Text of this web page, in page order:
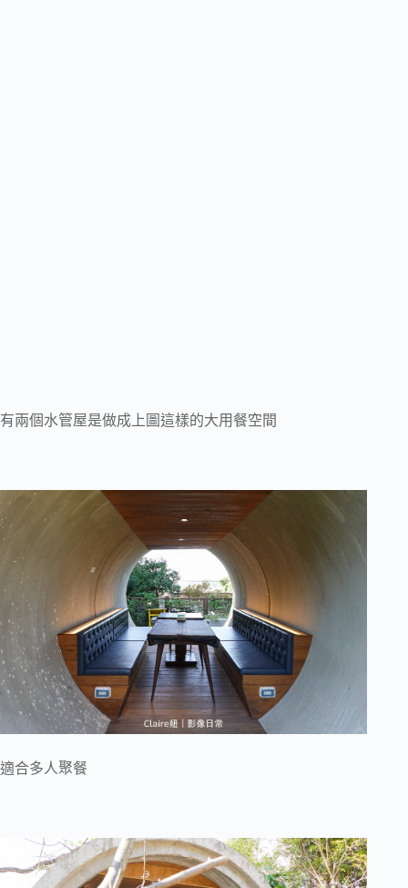
有兩個水管屋是做成上圖這樣的大用餐空間
適合多人聚餐